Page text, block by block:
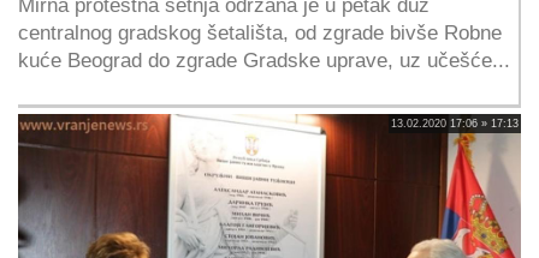
Mirna protestna šetnja održana je u petak duž
centralnog gradskog šetališta, od zgrade bivše Robne
kuće Beograd do zgrade Gradske uprave, uz učešće...
13.02.2020 17:06 » 17:13